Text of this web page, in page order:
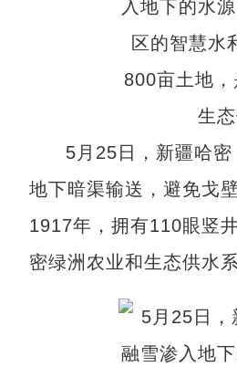
5月25日，新疆哈
地下暗渠输送，避免戈
1917年，拥有110眼竖
密绿洲农业和生态供水